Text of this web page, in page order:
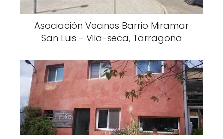
Asociación Vecinos Barrio Miramar
San Luis - Vila-seca, Tarragona